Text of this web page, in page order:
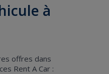
à
offres dans
Rent A Car :